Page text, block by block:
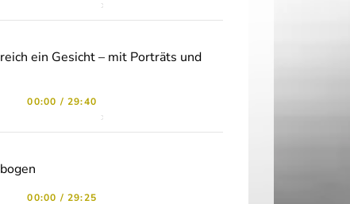
ein Gesicht – mit Porträts und
00:00 / 29:40
00:00 / 29:25